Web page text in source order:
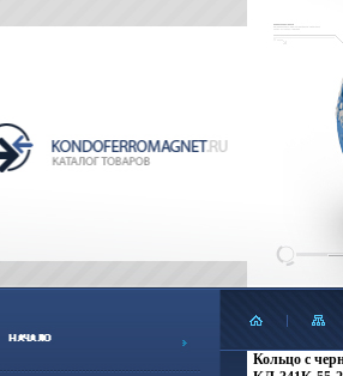
Кольцо с